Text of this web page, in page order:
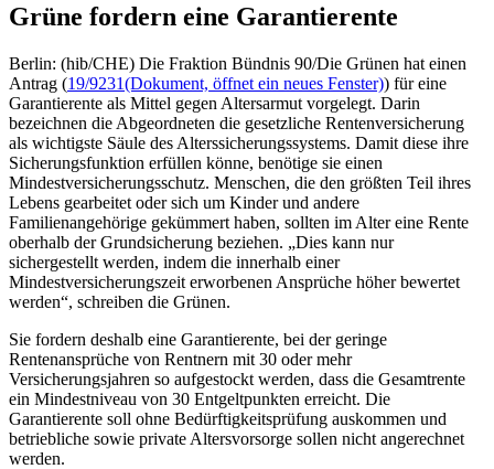
Grüne fordern eine Garantierente
Berlin: (hib/CHE) Die Fraktion Bündnis 90/Die Grünen hat einen
Antrag (19/9231(Dokument, öffnet ein neues Fenster)) für eine
Garantierente als Mittel gegen Altersarmut vorgelegt. Darin
bezeichnen die Abgeordneten die gesetzliche Rentenversicherung
als wichtigste Säule des Alterssicherungssystems. Damit diese ihre
Sicherungsfunktion erfüllen könne, benötige sie einen
Mindestversicherungsschutz. Menschen, die den größten Teil ihres
Lebens gearbeitet oder sich um Kinder und andere
Familienangehörige gekümmert haben, sollten im Alter eine Rente
oberhalb der Grundsicherung beziehen. „Dies kann nur
sichergestellt werden, indem die innerhalb einer
Mindestversicherungszeit erworbenen Ansprüche höher bewertet
werden“, schreiben die Grünen.
Sie fordern deshalb eine Garantierente, bei der geringe
Rentenansprüche von Rentnern mit 30 oder mehr
Versicherungsjahren so aufgestockt werden, dass die Gesamtrente
ein Mindestniveau von 30 Entgeltpunkten erreicht. Die
Garantierente soll ohne Bedürftigkeitsprüfung auskommen und
betriebliche sowie private Altersvorsorge sollen nicht angerechnet
werden.